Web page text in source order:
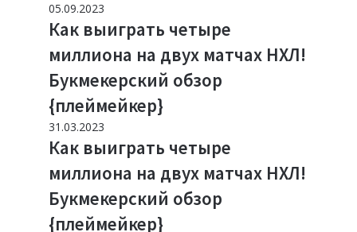
05.09.2023
Как выиграть четыре
миллиона на двух матчах НХЛ!
Букмекерский обзор
{плеймейкер}
31.03.2023
Как выиграть четыре
миллиона на двух матчах НХЛ!
Букмекерский обзор
{плеймейкер}